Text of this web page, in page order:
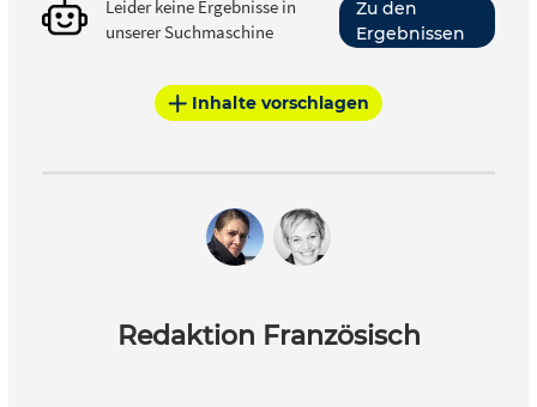
Leider keine Ergebnisse in
unserer Suchmaschine
Zu den
Ergebnissen
Inhalte vorschlagen
Redaktion Französisch